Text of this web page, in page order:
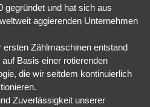
gegründet und hat sich aus
aggierenden Unternehmen
Zählmaschinen entstand
Basis einer rotierenden
die wir seitdem kontinuierlich
Zuverlässigkeit unserer